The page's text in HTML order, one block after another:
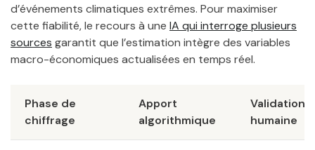
d’événements climatiques extrêmes. Pour maximiser
cette fiabilité, le recours à une IA qui interroge plusieurs
sources garantit que l’estimation intègre des variables
macro-économiques actualisées en temps réel.
Phase de
chiffrage
Apport
algorithmique
Validation
humaine